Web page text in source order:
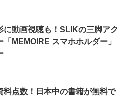
に動画視聴も！SLIKの三脚アク
「MEMOIRE スマホホルダー」
料点数！日本中の書籍が無料で